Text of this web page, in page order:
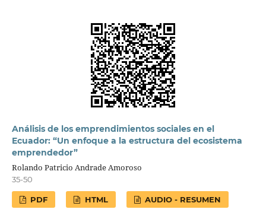
Análisis de los emprendimientos sociales en el
Ecuador: “Un enfoque a la estructura del ecosistema
emprendedor”
Rolando Patricio Andrade Amoroso
35-50
PDF HTML AUDIO - RESUMEN